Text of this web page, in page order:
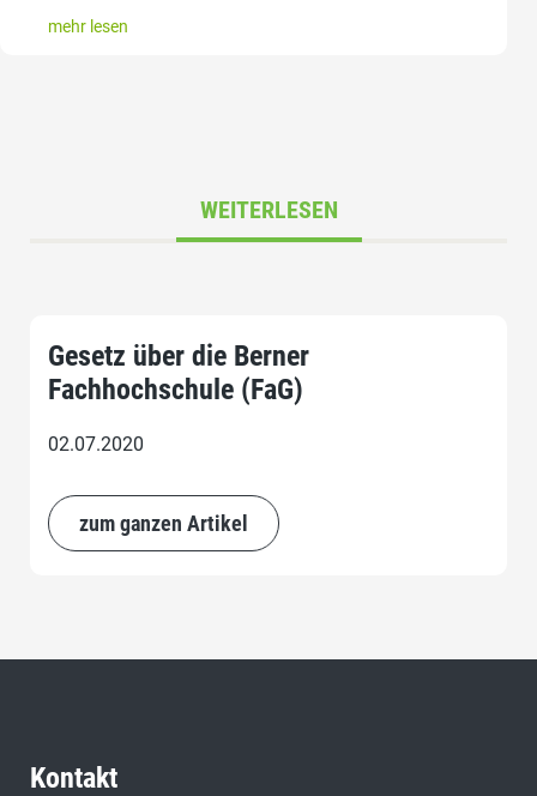
mehr lesen
WEITERLESEN
Gesetz über die Berner
Fachhochschule (FaG)
02.07.2020
zum ganzen Artikel
Kontakt